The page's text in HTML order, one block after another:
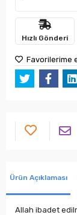
Hızlı Gönderi
Favorilerime
Ürün Açıklaması
Allah ibadet